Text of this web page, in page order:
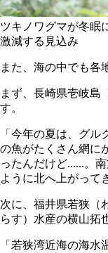
ツキノワグマが冬眠
激減する見込み
また、海の中でも各
まず、長崎県壱岐島
す。
「今年の夏は、グ
の魚がたくさん網に
ったんだけど......。
ように北へ上がって
次に、福井県若狭（
らす）水産の横山拓
「若狭湾近海の海